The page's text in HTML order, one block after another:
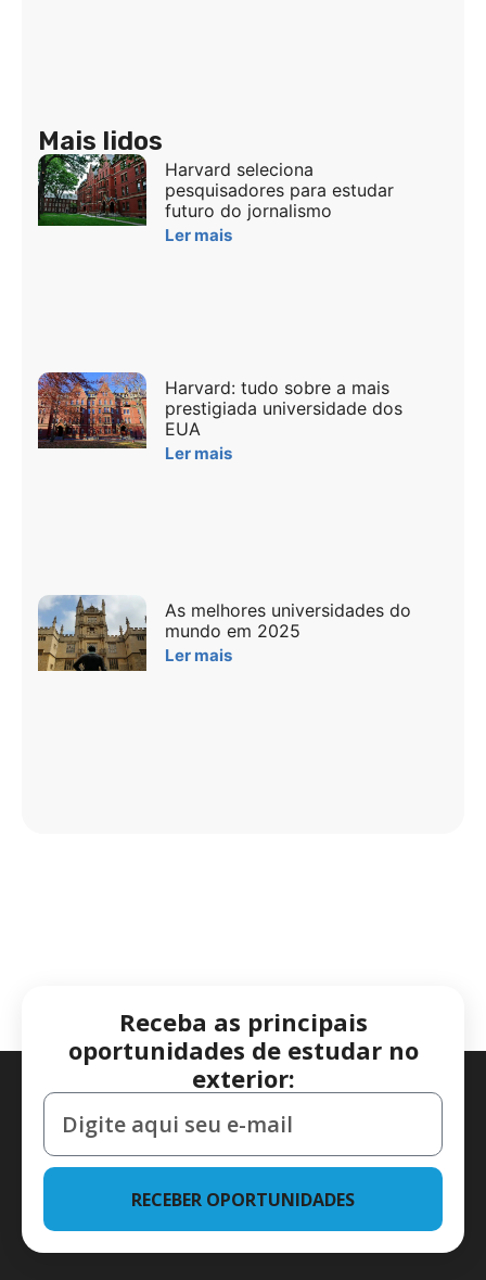
Mais lidos
Harvard seleciona
pesquisadores para estudar
futuro do jornalismo
Ler mais
Harvard: tudo sobre a mais
prestigiada universidade dos
EUA
Ler mais
As melhores universidades do
mundo em 2025
Ler mais
Receba as principais
oportunidades de estudar no
exterior:
RECEBER OPORTUNIDADES